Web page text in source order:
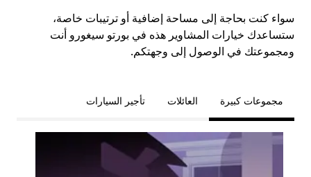
سواء كنت بحاجة إلى مساحة إضافية أو ترتيبات خاصة،
ستساعدك خيارات المشاوير هذه في بورتو سيغورو أنت
ومجموعتك في الوصول إلى وجهتكم.
مجموعات كبيرة العائلات تأجير السيارات